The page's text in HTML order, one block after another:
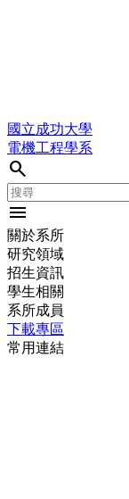
國立成功大學
電機工程學系
search
menu
關於系所
研究領域
招生資訊
學生相關
系所成員
下載專區
常用連結